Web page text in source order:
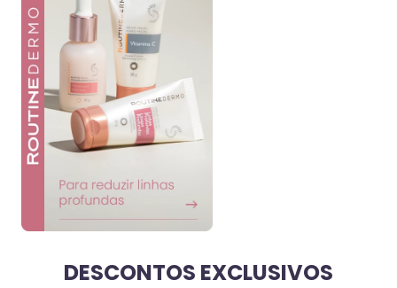
DESCONTOS EXCLUSIVOS
VER TUDO